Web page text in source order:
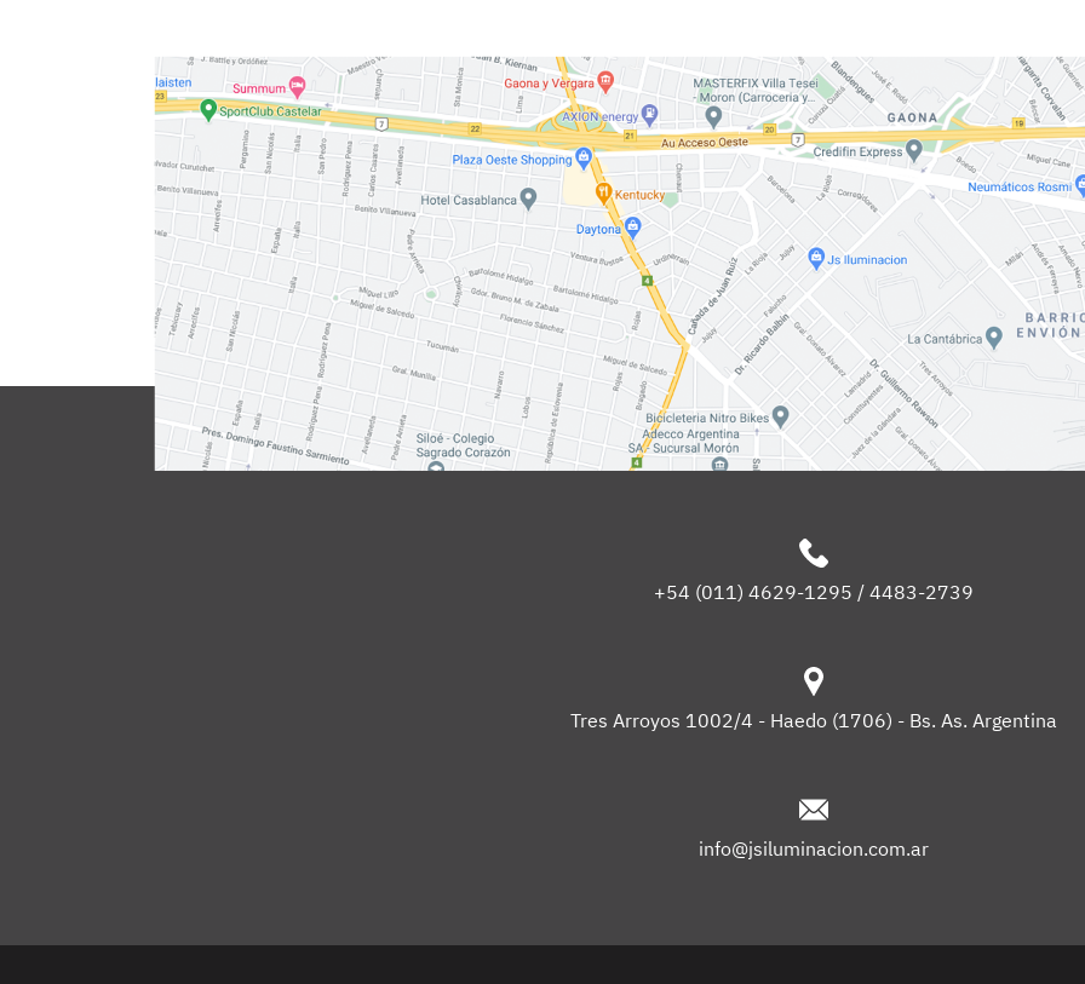
+54 (011) 4629-1295 / 4483-2739
Tres Arroyos 1002/4 - Haedo (1706) - Bs. As. Argentina
info@jsiluminacion.com.ar